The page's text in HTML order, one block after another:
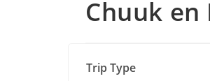
Chuuk
Trip Type